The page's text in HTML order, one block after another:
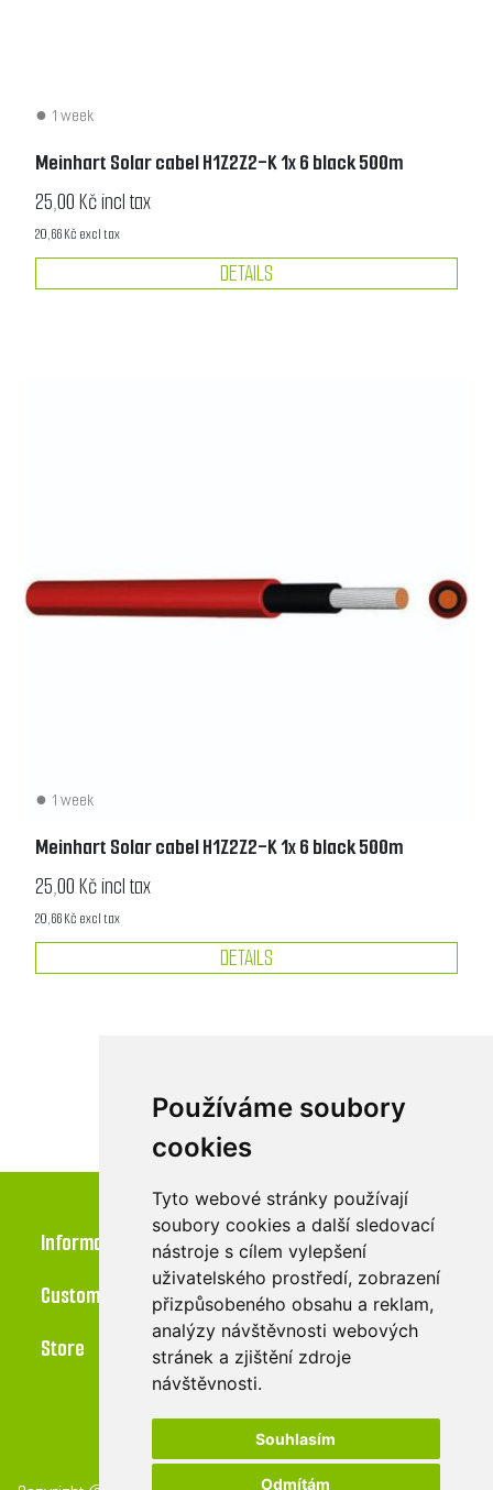
Používáme soubory
cookies
Tyto webové stránky používají
soubory cookies a další sledovací
nástroje s cílem vylepšení
uživatelského prostředí, zobrazení
přizpůsobeného obsahu a reklam,
analýzy návštěvnosti webových
stránek a zjištění zdroje
návštěvnosti.
Souhlasím
Odmítám
1 week
Meinhart Solar cabel H1Z2Z2-K 1x 6 black 500m
25,00 Kč incl tax
20,66 Kč excl tax
DETAILS
1 week
Meinhart Solar cabel H1Z2Z2-K 1x 6 black 500m
25,00 Kč incl tax
20,66 Kč excl tax
DETAILS
Information
Customer service
Store